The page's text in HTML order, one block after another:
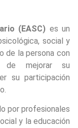
(EASC) es un
social y
de la persona con
de mejorar su
su participación
por profesionales
y la educación